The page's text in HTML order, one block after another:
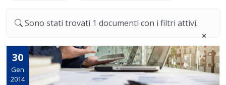
Sono stati trovati 1 documenti con i filtri attivi.
30
Gen
2014